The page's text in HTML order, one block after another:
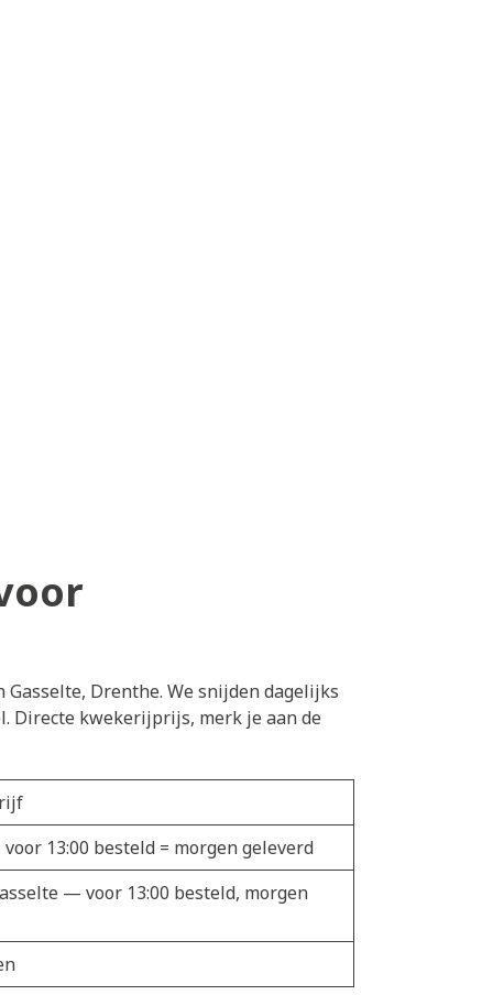
Drenthe. We snijden dagelijks
Directe kwekerijprijs, merk je aan de
13:00 besteld = morgen geleverd
— voor 13:00 besteld, morgen